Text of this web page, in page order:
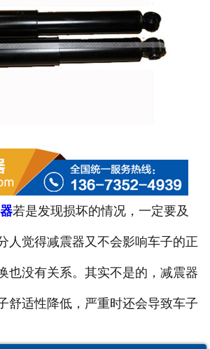
若是发现损坏的情况，一定要及
人觉得减震器又不会影响车子的正
也没有关系。其实不是的，减震器
舒适性降低，严重时还会导致车子